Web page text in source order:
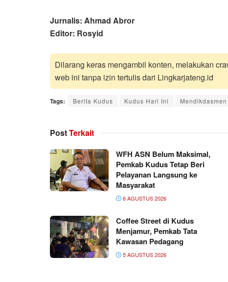
Jurnalis: Ahmad Abror
Editor: Rosyid
Dilarang keras mengambil konten, melakukan
web ini tanpa izin tertulis dari Lingkarjateng.id
Tags: Berita Kudus Kudus Hari Ini Mendikdasmen
PostTerkait
WFH ASN Belum Maksimal,
Pemkab Kudus Tetap Beri
Pelayanan Langsung ke
Masyarakat
6 AGUSTUS 2026
Coffee Street di Kudus
Menjamur, Pemkab Tata
Kawasan Pedagang
5 AGUSTUS 2026